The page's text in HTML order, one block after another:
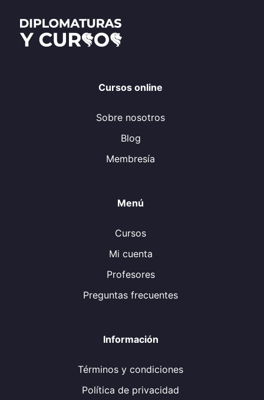
Cursos online
Sobre nosotros
Blog
Membresía
Menú
Cursos
Mi cuenta
Profesores
Preguntas frecuentes
Información
Términos y condiciones
Política de privacidad